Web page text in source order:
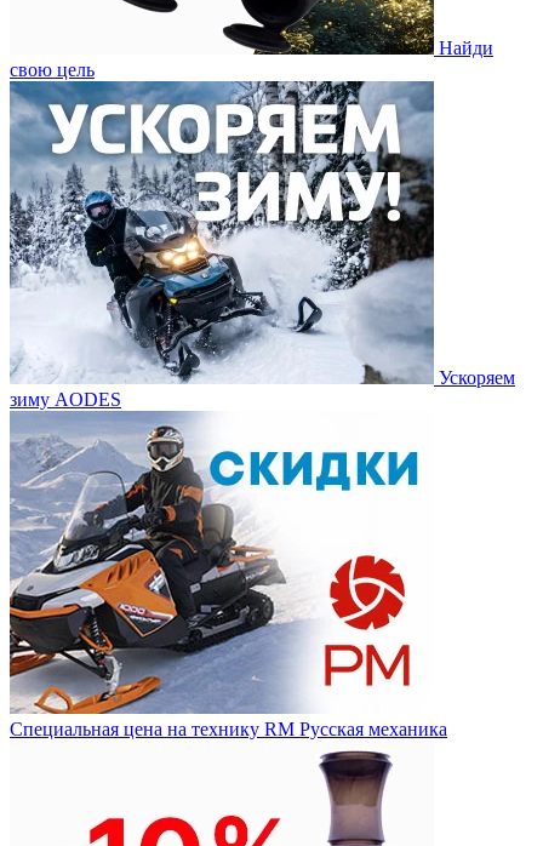
Найди
свою цель
Ускоряем
зиму AODES
Специальная цена на технику RM Русская механика